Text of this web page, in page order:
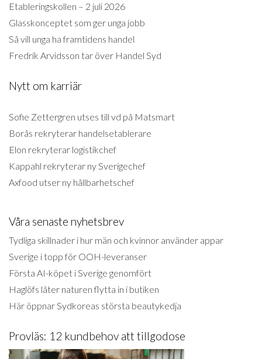
Etableringskollen – 2 juli 2026
Glasskonceptet som ger unga jobb
Så vill unga ha framtidens handel
Fredrik Arvidsson tar över Handel Syd
Nytt om karriär
Sofie Zettergren utses till vd på Matsmart
Borås rekryterar handelsetablerare
Elon rekryterar logistikchef
Kappahl rekryterar ny Sverigechef
Axfood utser ny hållbarhetschef
Våra senaste nyhetsbrev
Tydliga skillnader i hur män och kvinnor använder appar
Sverige i topp för OOH-leveranser
Första AI-köpet i Sverige genomfört
Haglöfs låter naturen flytta in i butiken
Här öppnar Sydkoreas största beautykedja
Provläs: 12 kundbehov att tillgodose